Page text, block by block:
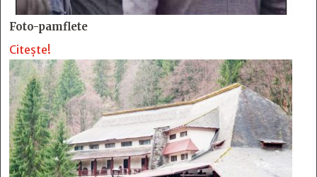
Foto-pamflete
Citește!